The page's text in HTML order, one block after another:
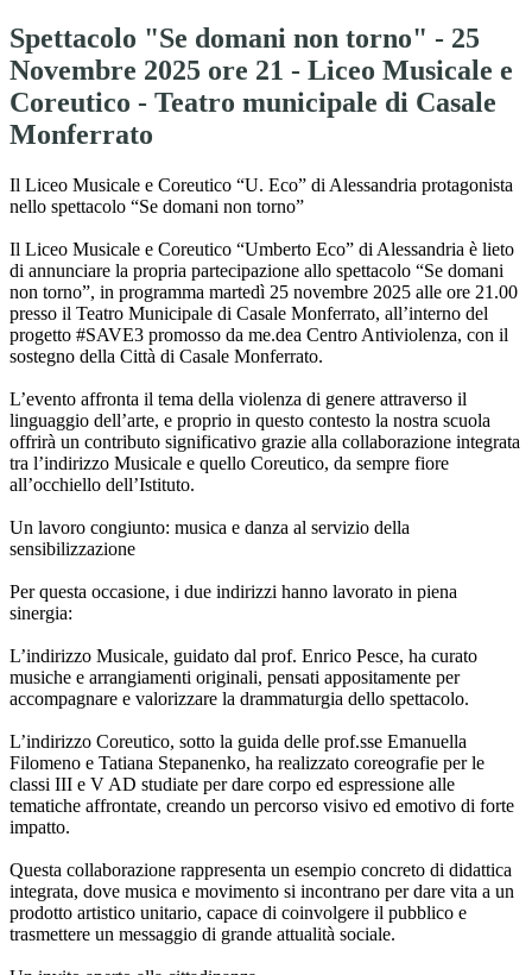
Spettacolo "Se domani non torno" - 25
Novembre 2025 ore 21 - Liceo Musicale e
Coreutico - Teatro municipale di Casale
Monferrato
Il Liceo Musicale e Coreutico “U. Eco” di Alessandria protagonista
nello spettacolo “Se domani non torno”
Il Liceo Musicale e Coreutico “Umberto Eco” di Alessandria è lieto
di annunciare la propria partecipazione allo spettacolo “Se domani
non torno”, in programma martedì 25 novembre 2025 alle ore 21.00
presso il Teatro Municipale di Casale Monferrato, all’interno del
progetto #SAVE3 promosso da me.dea Centro Antiviolenza, con il
sostegno della Città di Casale Monferrato.
L’evento affronta il tema della violenza di genere attraverso il
linguaggio dell’arte, e proprio in questo contesto la nostra scuola
offrirà un contributo significativo grazie alla collaborazione integrata
tra l’indirizzo Musicale e quello Coreutico, da sempre fiore
all’occhiello dell’Istituto.
Un lavoro congiunto: musica e danza al servizio della
sensibilizzazione
Per questa occasione, i due indirizzi hanno lavorato in piena
sinergia:
L’indirizzo Musicale, guidato dal prof. Enrico Pesce, ha curato
musiche e arrangiamenti originali, pensati appositamente per
accompagnare e valorizzare la drammaturgia dello spettacolo.
L’indirizzo Coreutico, sotto la guida delle prof.sse Emanuella
Filomeno e Tatiana Stepanenko, ha realizzato coreografie per le
classi III e V AD studiate per dare corpo ed espressione alle
tematiche affrontate, creando un percorso visivo ed emotivo di forte
impatto.
Questa collaborazione rappresenta un esempio concreto di didattica
integrata, dove musica e movimento si incontrano per dare vita a un
prodotto artistico unitario, capace di coinvolgere il pubblico e
trasmettere un messaggio di grande attualità sociale.